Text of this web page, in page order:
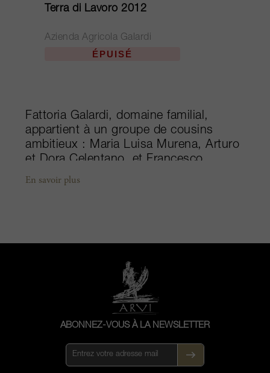
Terra di Lavoro 2012
Azienda Agricola Galardi
ÉPUISÉ
Fattoria Galardi, domaine familial,
appartient à un groupe de cousins
ambitieux : Maria Luisa Murena, Arturo
et Dora Celentano, et Francesco
Catello. Tous se consacrent à
l’élaboration d’un seul vin mais le font à
châtaigniers à 400 mètres d’altitude et
bénéficient de brises provenant de la
Mer Méditerranée et d’une belle
exposition au soleil. Le terroir, en
revanche, n’est pas toujours coopératif.
Le porte-drapeau du domaine, sa cuvée
travail » en italien, un nom amusant qui
reflète précisément ces conditions
En savoir plus
ABONNEZ-VOUS À LA NEWSLETTER